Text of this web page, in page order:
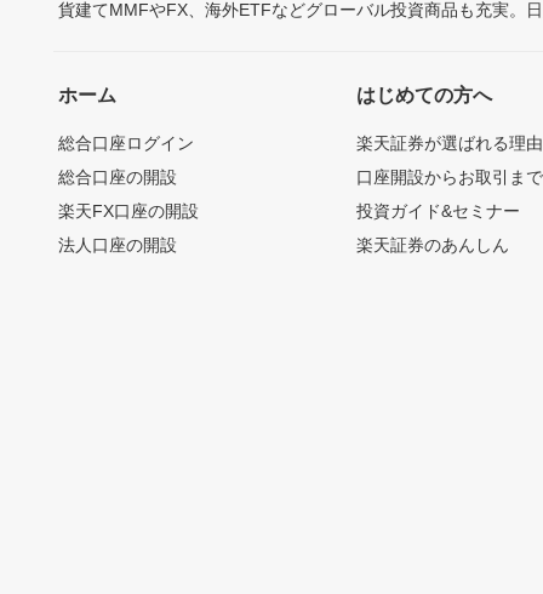
貨建てMMFやFX、海外ETFなどグローバル投資商品も充実。
ホーム
総合口座ログイン
総合口座の開設
楽天FX口座の開設
法人口座の開設
はじめての方へ
楽天証券が選ばれる理由
口座開設からお取引ま
投資ガイド&セミナー
楽天証券のあんしん